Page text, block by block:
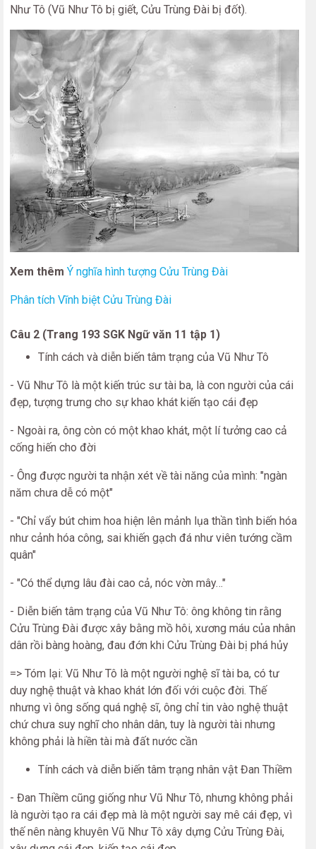
Như Tô (Vũ Như Tô bị giết, Cửu Trùng Đài bị đốt).
Xem thêm Ý nghĩa hình tượng Cửu Trùng Đài
Phân tích Vĩnh biệt Cửu Trùng Đài
Câu 2 (Trang 193 SGK Ngữ văn 11 tập 1)
Tính cách và diễn biến tâm trạng của Vũ Như Tô
- Vũ Như Tô là một kiến trúc sư tài ba, là con người của cái
đẹp, tượng trưng cho sự khao khát kiến tạo cái đẹp
- Ngoài ra, ông còn có một khao khát, một lí tưởng cao cả
cống hiến cho đời
- Ông được người ta nhận xét về tài năng của mình: "ngàn
năm chưa dễ có một"
- "Chỉ vẩy bút chim hoa hiện lên mảnh lụa thần tình biến hóa
như cảnh hóa công, sai khiến gạch đá như viên tướng cầm
quân"
- "Có thể dựng lâu đài cao cả, nóc vờn mây…"
- Diễn biến tâm trạng của Vũ Như Tô: ông không tin rằng
Cửu Trùng Đài được xây bằng mồ hôi, xương máu của nhân
dân rồi bàng hoàng, đau đớn khi Cửu Trùng Đài bị phá hủy
=> Tóm lại: Vũ Như Tô là một người nghệ sĩ tài ba, có tư
duy nghệ thuật và khao khát lớn đối với cuộc đời. Thế
nhưng vì ông sống quá nghệ sĩ, ông chỉ tin vào nghệ thuật
chứ chưa suy nghĩ cho nhân dân, tuy là người tài nhưng
không phải là hiền tài mà đất nước cần
Tính cách và diễn biến tâm trạng nhân vật Đan Thiềm
- Đan Thiềm cũng giống như Vũ Như Tô, nhưng không phải
là người tạo ra cái đẹp mà là một người say mê cái đẹp, vì
thế nên nàng khuyên Vũ Như Tô xây dựng Cửu Trùng Đài,